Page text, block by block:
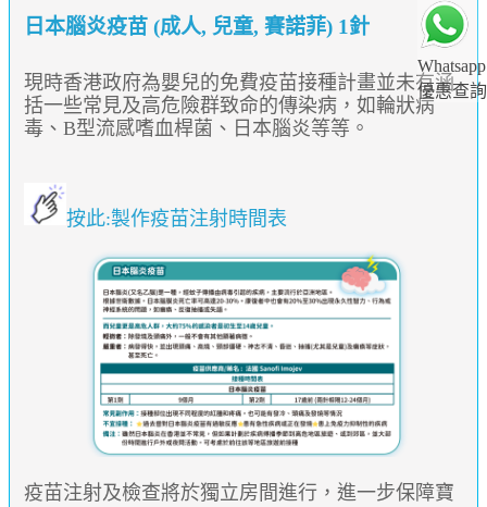
Whatsapp
優惠查詢
日本腦炎疫苗 (成人, 兒童, 賽諾菲) 1針
現時香港政府為嬰兒的免費疫苗接種計畫並未有涵
括一些常見及高危險群致命的傳染病，如輪狀病
毒、B型流感嗜血桿菌、日本腦炎等等。
按此:製作疫苗注射時間表
疫苗注射及檢查將於獨立房間進行，進一步保障寶